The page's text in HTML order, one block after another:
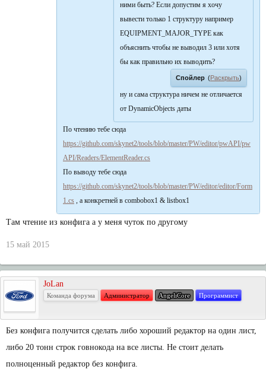
ними быть? Если допустим я хочу
вывести только 1 структуру например
EQUIPMENT_MAJOR_TYPE как
объяснить чтобы не выводил 3 или хотя
бы как правильно их выводить?
(Раскрыть)
Спойлер
ну и сама структура ничем не отличается
от DynamicObjects даты
По чтению тебе сюда
https://github.com/skynet2/tools/blob/master/PW/editor/pwAPI/pw
API/Readers/ElementReader.cs
По выводу тебе сюда
https://github.com/skynet2/tools/blob/master/PW/editor/editor/Form
1.cs , а конкретней в combobox1 & listbox1
Там чтение из конфига а у меня чуток по другому
15 май 2015
JoLan
Команда форума Администратор AngeliCore Программист
Без конфига получится сделать либо хороший редактор на один лист,
либо 20 тонн строк говнокода на все листы. Не стоит делать
полноценный редактор без конфига.